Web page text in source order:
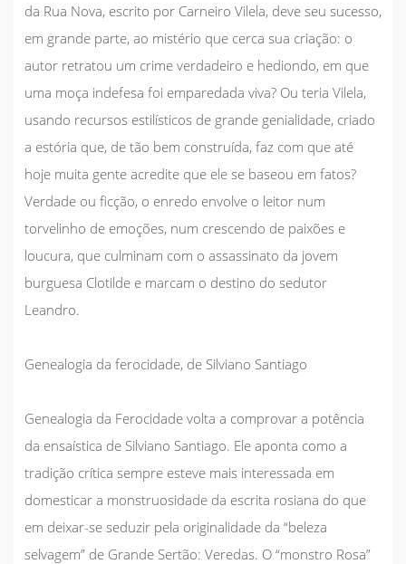
da Rua Nova, escrito por Carneiro Vilela, deve seu sucesso,
em grande parte, ao mistério que cerca sua criação: o
autor retratou um crime verdadeiro e hediondo, em que
uma moça indefesa foi emparedada viva? Ou teria Vilela,
usando recursos estilísticos de grande genialidade, criado
a estória que, de tão bem construída, faz com que até
hoje muita gente acredite que ele se baseou em fatos?
Verdade ou ficção, o enredo envolve o leitor num
torvelinho de emoções, num crescendo de paixões e
loucura, que culminam com o assassinato da jovem
burguesa Clotilde e marcam o destino do sedutor
Leandro.
Genealogia da ferocidade, de Silviano Santiago
Genealogia da Ferocidade volta a comprovar a potência
da ensaística de Silviano Santiago. Ele aponta como a
tradição crítica sempre esteve mais interessada em
domesticar a monstruosidade da escrita rosiana do que
em deixar-se seduzir pela originalidade da “beleza
selvagem” de Grande Sertão: Veredas. O “monstro Rosa”